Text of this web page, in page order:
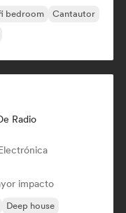
bedroom
Cantautor
Radio
impacto
Deep house